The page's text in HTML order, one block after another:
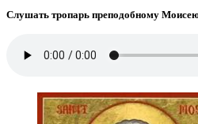
Слушать тропарь преподобному